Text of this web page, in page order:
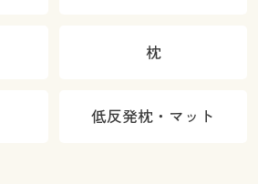
枕
低反発枕・マット